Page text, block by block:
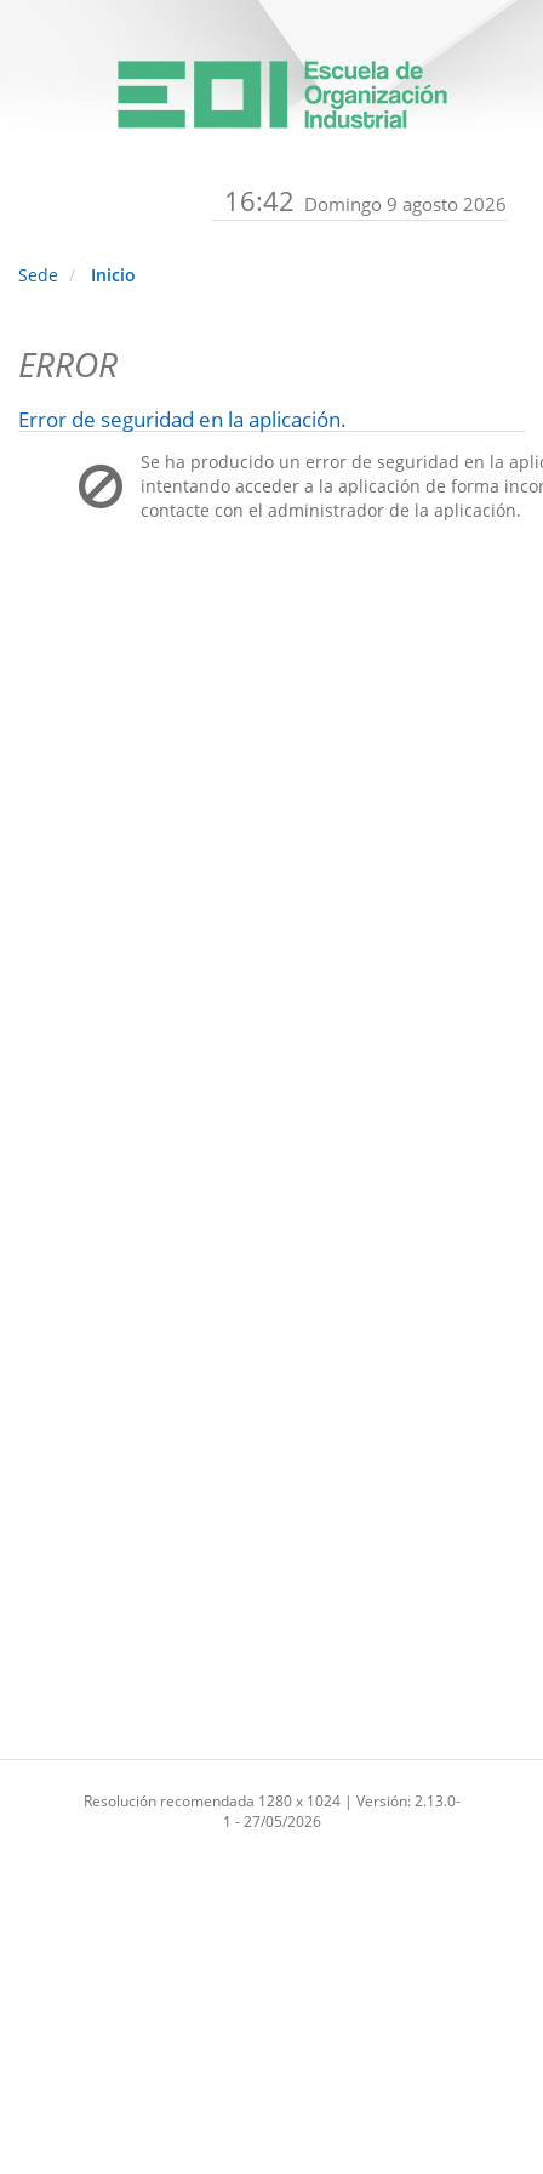
16:42 Domingo 9 agosto 2026
Sede Inicio
ERROR
Error de seguridad en la aplicación.
Se ha producido un error de seguridad en la
intentando acceder a la aplicación de forma
contacte con el administrador de la aplicación.
Resolución recomendada 1280 x 1024 | Versión: 2.13.0-
1 - 27/05/2026